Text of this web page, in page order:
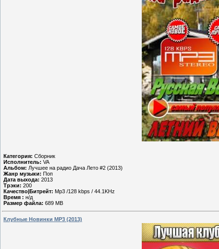
Категория: Сборник
Исполнитель: VA
Альбом: Лучшее на радио Дача Лето #2 (2013)
Жанр музыки: Поп
Дата выхода: 2013
Трэки: 200
Качество|Битрейт: Mp3 /128 kbps / 44.1KHz
Время : н/д
Размер файла: 689 MB
Клубные Новинки MP3 (2013)